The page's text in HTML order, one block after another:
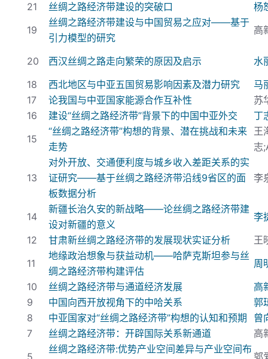
21
丝绸之路经济带建设的突破口
杨
19
丝绸之路经济带建设与中国贸易之应对——基于
引力模型的研究
高
20 西汉丝绸之路走向繁荣的原因及启示
水
18
西北地区与中亚五国贸易影响因素及潜力研究
马
17
论我国与中亚国家能源合作互补性
苏
16
建设“丝绸之路经济带”背景下的中国中亚外交
丁
15
“丝绸之路经济带”构想的背景、潜在挑战和未来
走势
王
志
13
对外开放、交通便利度与城乡收入差距关系的实
证研究——基于丝绸之路经济带沿线9省区的面
板数据分析
李
14
新疆长治久安的新战略——论丝绸之路经济带建
设对新疆的意义
李
12
甘肃新丝绸之路经济带的发展现状实证分析
王
11
地缘政治想象与获益动机——哈萨克斯坦参与丝
绸之路经济带构建评估
周
10
丝绸之路经济带与通道经济发展
高
9
中国向西开放视角下的中哈关系
郭
8
中亚国家对“丝绸之路经济带”构想的认知和预期
曾
7
丝绸之路经济带：开辟国际关系新通道
高
5
丝绸之路经济带:优势产业空间差异与产业空间布
郭